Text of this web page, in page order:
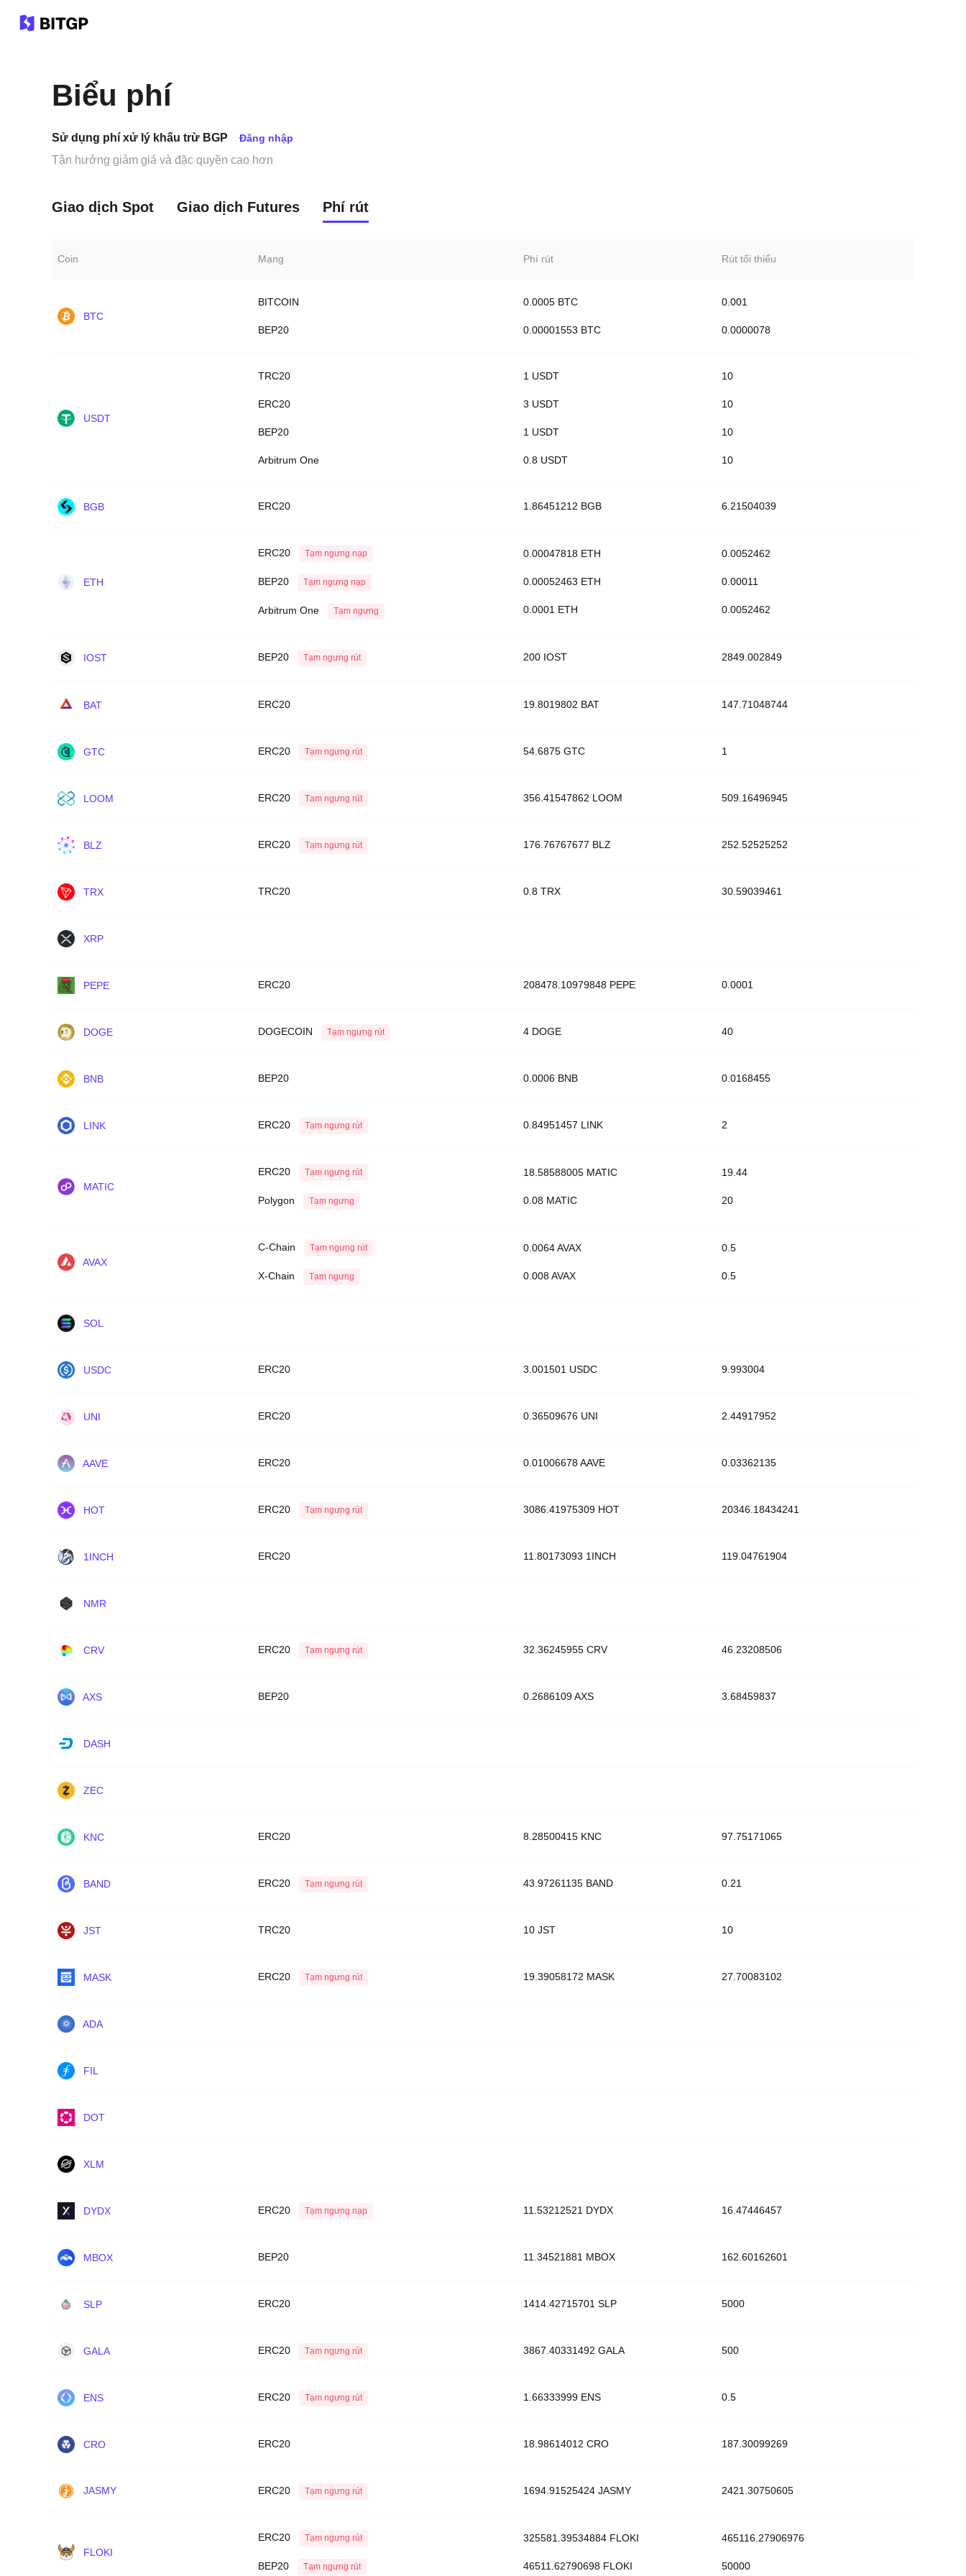
Biểu phí
Sử dụng phí xử lý khấu trừ BGP Đăng nhập
Tận hưởng giảm giá và đặc quyền cao hơn
Giao dịch Spot Giao dịch Futures Phí rút
Coin Mạng Phí rút Rút tối thiểu
BTC
BITCOIN
BEP20
0.0005 BTC
0.00001553 BTC
0.001
0.0000078
USDT
TRC20
ERC20
BEP20
Arbitrum One
1 USDT
3 USDT
1 USDT
0.8 USDT
10
10
10
10
BGB ERC20 1.86451212 BGB 6.21504039
ETH
ERC20 Tạm ngưng nạp
BEP20 Tạm ngưng nạp
Arbitrum One Tạm ngưng
0.00047818 ETH
0.00052463 ETH
0.0001 ETH
0.0052462
0.00011
0.0052462
IOST BEP20 Tạm ngưng rút 200 IOST 2849.002849
BAT ERC20 19.8019802 BAT 147.71048744
GTC ERC20 Tạm ngưng rút 54.6875 GTC 1
LOOM ERC20 Tạm ngưng rút 356.41547862 LOOM 509.16496945
BLZ ERC20 Tạm ngưng rút 176.76767677 BLZ 252.52525252
TRX TRC20 0.8 TRX 30.59039461
XRP
PEPE ERC20 208478.10979848 PEPE 0.0001
DOGE DOGECOIN Tạm ngưng rút 4 DOGE 40
BNB BEP20 0.0006 BNB 0.0168455
LINK ERC20 Tạm ngưng rút 0.84951457 LINK 2
MATIC
ERC20 Tạm ngưng rút
Polygon Tạm ngưng
18.58588005 MATIC
0.08 MATIC
19.44
20
AVAX
C-Chain Tạm ngưng rút
X-Chain Tạm ngưng
0.0064 AVAX
0.008 AVAX
0.5
0.5
SOL
USDC ERC20 3.001501 USDC 9.993004
UNI ERC20 0.36509676 UNI 2.44917952
AAVE ERC20 0.01006678 AAVE 0.03362135
HOT ERC20 Tạm ngưng rút 3086.41975309 HOT 20346.18434241
1INCH ERC20 11.80173093 1INCH 119.04761904
NMR
CRV ERC20 Tạm ngưng rút 32.36245955 CRV 46.23208506
AXS BEP20 0.2686109 AXS 3.68459837
DASH
ZEC
KNC ERC20 8.28500415 KNC 97.75171065
BAND ERC20 Tạm ngưng rút 43.97261135 BAND 0.21
JST TRC20 10 JST 10
MASK ERC20 Tạm ngưng rút 19.39058172 MASK 27.70083102
ADA
FIL
DOT
XLM
DYDX ERC20 Tạm ngưng nạp 11.53212521 DYDX 16.47446457
MBOX BEP20 11.34521881 MBOX 162.60162601
SLP ERC20 1414.42715701 SLP 5000
GALA ERC20 Tạm ngưng rút 3867.40331492 GALA 500
ENS ERC20 Tạm ngưng rút 1.66333999 ENS 0.5
CRO ERC20 18.98614012 CRO 187.30099269
JASMY ERC20 Tạm ngưng rút 1694.91525424 JASMY 2421.30750605
FLOKI
ERC20 Tạm ngưng rút
BEP20 Tạm ngưng rút
325581.39534884 FLOKI
46511.62790698 FLOKI
465116.27906976
50000